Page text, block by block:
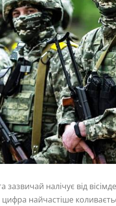
налічує від
найчастіше